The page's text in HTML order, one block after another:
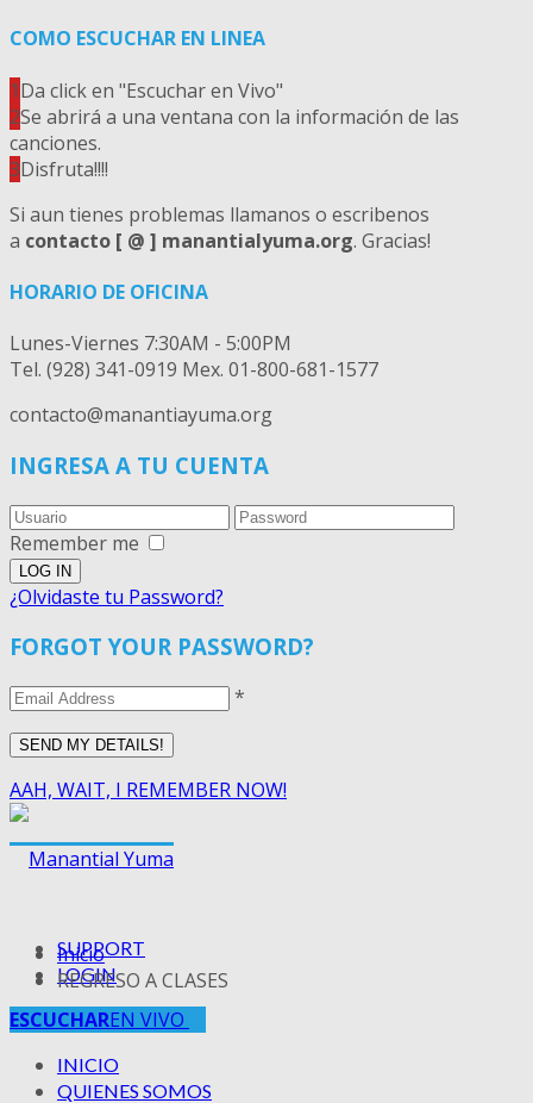
COMO ESCUCHAR EN LINEA
1Da click en "Escuchar en Vivo"
2Se abrirá a una ventana con la información de las
canciones.
3Disfruta!!!!
Si aun tienes problemas llamanos o escribenos
a contacto [ @ ] manantialyuma.org. Gracias!
HORARIO DE OFICINA
Lunes-Viernes 7:30AM - 5:00PM
Tel. (928) 341-0919 Mex. 01-800-681-1577
contacto@manantiayuma.org
INGRESA A TU CUENTA
Remember me
¿Olvidaste tu Password?
FORGOT YOUR PASSWORD?
*
AAH, WAIT, I REMEMBER NOW!
SUPPORT
LOGIN
ESCUCHAREN VIVO
INICIO
QUIENES SOMOS
Inicio
REGRESO A CLASES